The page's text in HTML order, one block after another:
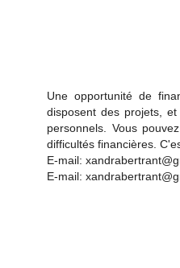
Une opportunité de
disposent des projets,
personnels. Vous
difficultés financières.
E-mail:
E-mail: